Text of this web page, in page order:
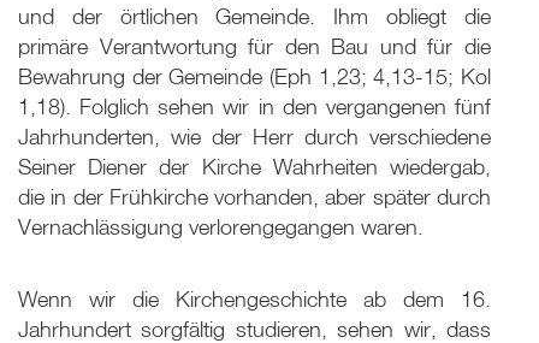
und der örtlichen Gemeinde. Ihm obliegt die
primäre Verantwortung für den Bau und für die
Bewahrung der Gemeinde (Eph 1 ,23; 4,13-15; Kol
1,18). Folglich sehen wir in den vergangenen fünf
Jahrhunderten, wie der Herr durch verschiedene
Seiner Diener der Kirche Wahrheiten wiedergab,
die in der Frühkirche vorhanden, aber später durch
Vernachlässigung verlorengegangen waren.
Wenn wir die Kirchengeschichte ab dem 16.
Jahrhundert sorgfältig studieren, sehen wir, dass